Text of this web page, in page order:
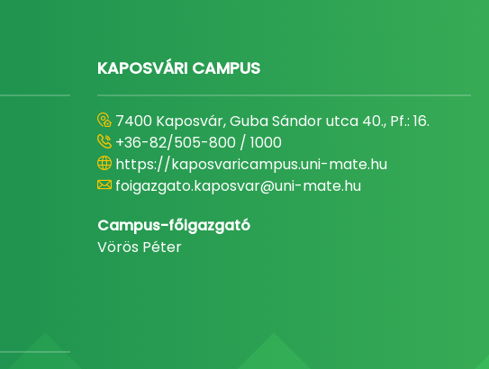
KAPOSVÁRI CAMPUS
7400 Kaposvár, Guba Sándor utca 40., Pf.: 16.
+36-82/505-800 / 1000
https://kaposvaricampus.uni-mate.hu
foigazgato.kaposvar@uni-mate.hu
Campus-főigazgató
Vörös Péter